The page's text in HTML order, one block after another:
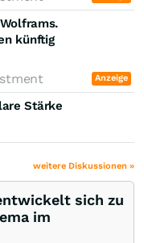
künftig
Anzeige
Stärke
weitere Diskussionen »
sich zu
im